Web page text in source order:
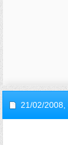
21/02/2008,